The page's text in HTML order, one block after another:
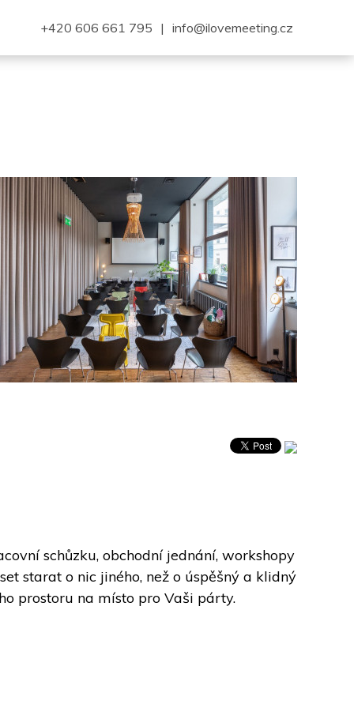
+420 606 661 795 | info@ilovemeeting.cz
schůzku, obchodní jednání, workshopy
starat o nic jiného, než o úspěšný a klidný
prostoru na místo pro Vaši párty.